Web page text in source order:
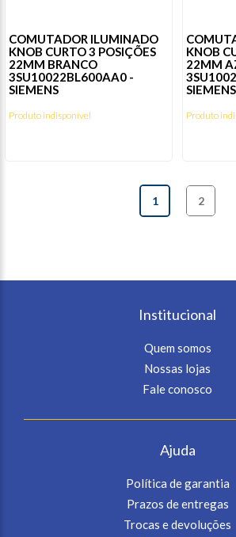
COMUTADOR ILUMINADO
KNOB CURTO 3 POSIÇÕES
22MM BRANCO
3SU10022BL600AA0 -
SIEMENS
Produto indisponível
KNOB
22MM
SIEMENS
Produto
1 2
Institucional
Quem somos
Nossas lojas
Fale conosco
Ajuda
Política de garantia
Prazos de entregas
Trocas e devoluções